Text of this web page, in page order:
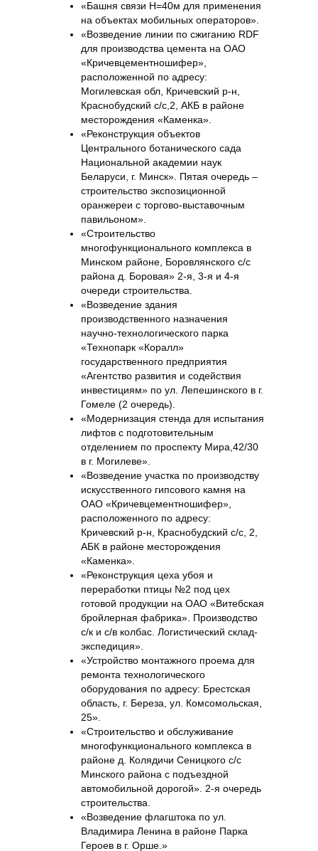
«Башня связи Н=40м для применения
на объектах мобильных операторов».
«Возведение линии по сжиганию RDF
для производства цемента на ОАО
«Кричевцементношифер»,
расположенной по адресу:
Могилевская обл, Кричевский р-н,
Краснобудский с/с,2, АКБ в районе
месторождения «Каменка».
«Реконструкция объектов
Центрального ботанического сада
Национальной академии наук
Беларуси, г. Минск». Пятая очередь –
строительство экспозиционной
оранжереи с торгово-выставочным
павильоном».
«Строительство
многофункционального комплекса в
Минском районе, Боровлянского с/с
района д. Боровая» 2-я, 3-я и 4-я
очереди строительства.
«Возведение здания
производственного назначения
научно-технологического парка
«Технопарк «Коралл»
государственного предприятия
«Агентство развития и содействия
инвестициям» по ул. Лепешинского в г.
Гомеле (2 очередь).
«Модернизация стенда для испытания
лифтов с подготовительным
отделением по проспекту Мира,42/30
в г. Могилеве».
«Возведение участка по производству
искусственного гипсового камня на
ОАО «Кричевцементношифер»,
расположенного по адресу:
Кричевский р-н, Краснобудский с/с, 2,
АБК в районе месторождения
«Каменка».
«Реконструкция цеха убоя и
переработки птицы №2 под цех
готовой продукции на ОАО «Витебская
бройлерная фабрика». Производство
с/к и с/в колбас. Логистический склад-
экспедиция».
«Устройство монтажного проема для
ремонта технологического
оборудования по адресу: Брестская
область, г. Береза, ул. Комсомольская,
25».
«Строительство и обслуживание
многофункционального комплекса в
районе д. Колядичи Сеницкого с/с
Минского района с подъездной
автомобильной дорогой». 2-я очередь
строительства.
«Возведение флагштока по ул.
Владимира Ленина в районе Парка
Героев в г. Орше.»